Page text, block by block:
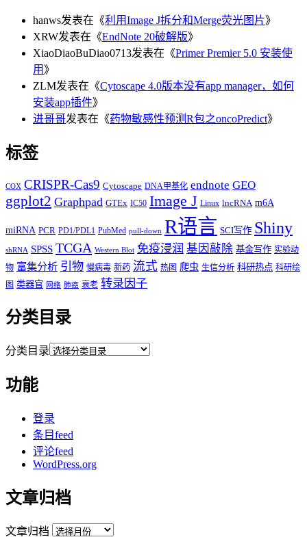
hanws发表在《利用Image J拆分和Merge荧光图片》
XRW发表在《EndNote 20破解版》
XiaoDiaoBuDiao0713发表在《Primer Premier 5.0 安装使
用 》
ZLM发表在《Cytoscape 4.0版本没有app manager，如何
安装app插件》
进哥哥发表在《药物敏感性预测R包之oncoPredict》
标签
COX CRISPR-Cas9 Cytoscape DNA甲基化 endnote GEO
ggplot2 Graphpad GTEx IC50 Image J Linux lncRNA m6A
miRNA PCR PD1/PDL1 PubMed pull-down R语言 SCI写作 Shiny
shRNA SPSS TCGA Western Blot 免疫浸润 基因敲除 基金写作 实验动
物 富集分析 引物 慢病毒 新药 流式 热图 爬虫 生信分析 科研热点 科研绘
图 类器官 网络 肺癌 衰老 转录因子
分类目录
分类目录
功能
登录
条目feed
评论feed
WordPress.org
文章归档
文章归档